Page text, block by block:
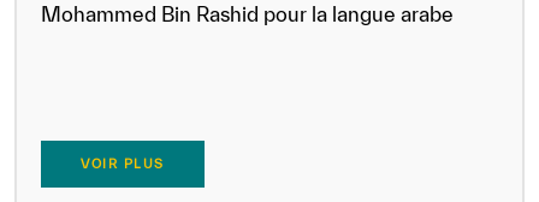
Événements
Contact
Contact
Mohammed Bin Rashid pour la langue arabe
VOIR PLUS